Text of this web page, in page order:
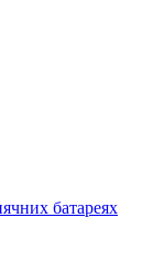
батареях